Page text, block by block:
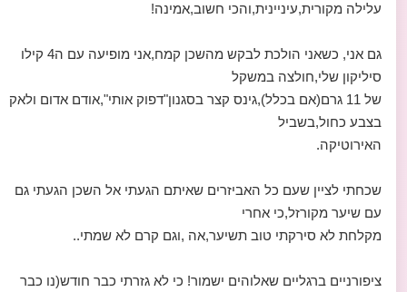
עלילה מקורית,עיניינית,והכי חשוב,אמינה!
גם אני, כשאני הולכת לבקש מהשכן קמח,אני מופיעה עם ה4 קילו
סיליקון שלי,חולצה במשקל
של 11 גרם(אם בכלל),גינס קצר בסגנון"דפוק אותי",אודם אדום ולאק
בצבע כחול,בשביל
האירוטיקה.
שכחתי לציין שעם כל האביזרים שאיתם הגעתי אל השכן הגעתי גם
עם שיער מקורזל,כי אחרי
מקלחת לא סירקתי טוב תשיער,אה ,וגם קרם לא שמתי..
ציפורניים ברגליים שאלוהים ישמור! כי לא גזרתי כבר חודש(נו כבר